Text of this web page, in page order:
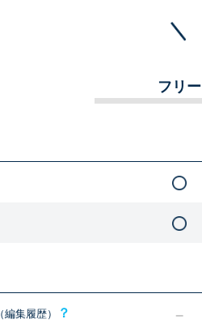
フリー
（編集履歴） ？